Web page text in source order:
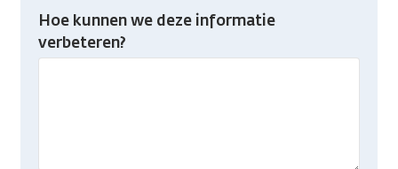
Heb
gevonden
Hoe kunnen we deze informatie
verbeteren?